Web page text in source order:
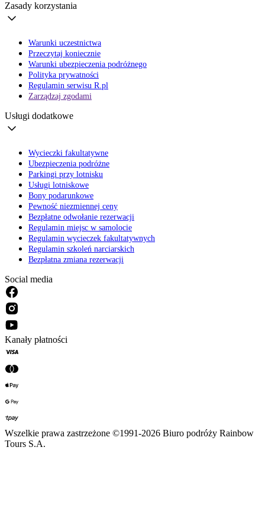
Zasady korzystania
Warunki uczestnictwa
Przeczytaj koniecznie
Warunki ubezpieczenia podróżnego
Polityka prywatności
Regulamin serwisu R.pl
Zarządzaj zgodami
Usługi dodatkowe
Wycieczki fakultatywne
Ubezpieczenia podróżne
Parkingi przy lotnisku
Usługi lotniskowe
Bony podarunkowe
Pewność niezmiennej ceny
Bezpłatne odwołanie rezerwacji
Regulamin miejsc w samolocie
Regulamin wycieczek fakultatywnych
Regulamin szkoleń narciarskich
Bezpłatna zmiana rezerwacji
Social media
Kanały płatności
Wszelkie prawa zastrzeżone ©1991-2026 Biuro podróży Rainbow
Tours S.A.